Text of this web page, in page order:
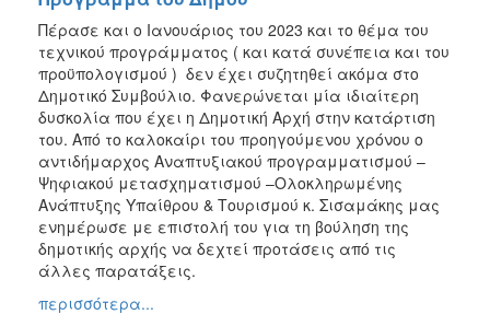
Πέρασε και ο Ιανουάριος του 2023 και το θέμα του
τεχνικού προγράμματος ( και κατά συνέπεια και του
προϋπολογισμού ) δεν έχει συζητηθεί ακόμα στο
Δημοτικό Συμβούλιο. Φανερώνεται μία ιδιαίτερη
δυσκολία που έχει η Δημοτική Αρχή στην κατάρτιση
του. Από το καλοκαίρι του προηγούμενου χρόνου ο
αντιδήμαρχος Αναπτυξιακού προγραμματισμού –
Ψηφιακού μετασχηματισμού –Ολοκληρωμένης
Ανάπτυξης Υπαίθρου & Τουρισμού κ. Σισαμάκης μας
ενημέρωσε με επιστολή του για τη βούληση της
δημοτικής αρχής να δεχτεί προτάσεις από τις
άλλες παρατάξεις.
περισσότερα...